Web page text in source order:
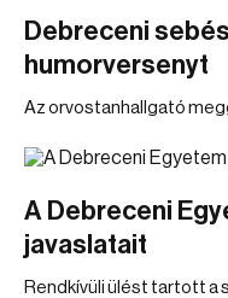
Debreceni
humorversenyt
Az orvostanhallgató
A Debreceni
javaslatait
Rendkívüli ülést tartott a